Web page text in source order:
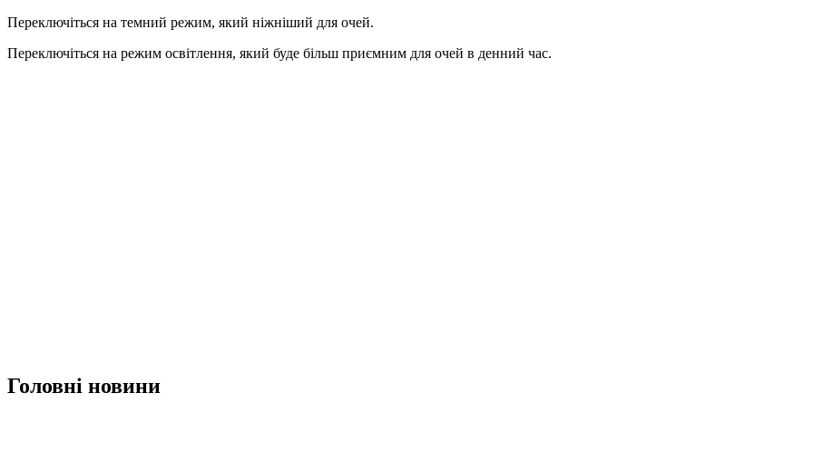
Переключіться на темний режим, який ніжніший для очей.
Переключіться на режим освітлення, який буде більш приємним для очей в денний час.
Головні новини